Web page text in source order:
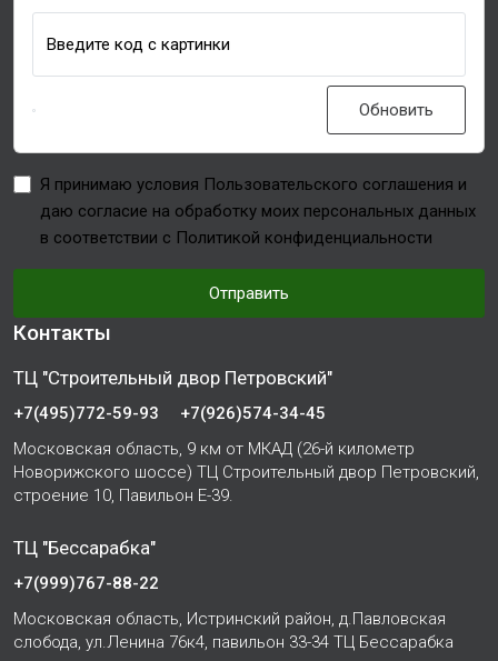
Введите код с картинки
Обновить
Я принимаю условия Пользовательского соглашения и
даю согласие на обработку моих персональных данных
в соответствии с Политикой конфиденциальности
Отправить
Контакты
ТЦ "Строительный двор Петровский"
+7(495)772-59-93
+7(926)574-34-45
Московская область, 9 км от МКАД (26-й километр
Новорижского шоссе) ТЦ Строительный двор Петровский,
строение 10, Павильон Е-39.
ТЦ "Бессарабка"
+7(999)767-88-22
Московская область, Истринский район, д.Павловская
слобода, ул.Ленина 76к4, павильон 33-34 ТЦ Бессарабка